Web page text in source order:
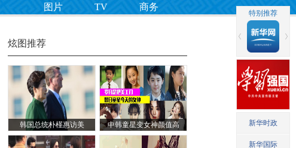
图片 TV 商务
炫图推荐
韩国总统朴槿惠访美 中韩童星变女神颜值高